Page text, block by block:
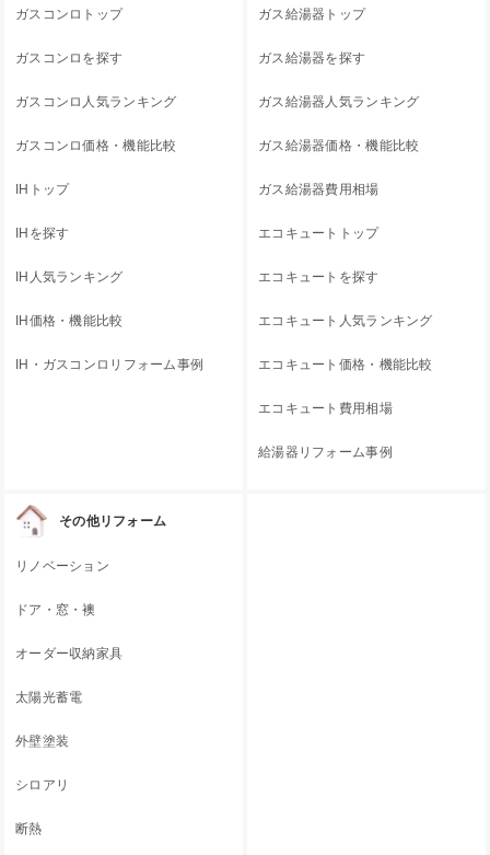
ガスコンロトップ
ガスコンロを探す
ガスコンロ人気ランキング
ガスコンロ価格・機能比較
IHトップ
IHを探す
IH人気ランキング
IH価格・機能比較
IH・ガスコンロリフォーム事例
ガス給湯器トップ
ガス給湯器を探す
ガス給湯器人気ランキング
ガス給湯器価格・機能比較
ガス給湯器費用相場
エコキュートトップ
エコキュートを探す
エコキュート人気ランキング
エコキュート価格・機能比較
エコキュート費用相場
給湯器リフォーム事例
その他リフォーム
リノベーション
ドア・窓・襖
オーダー収納家具
太陽光蓄電
外壁塗装
シロアリ
断熱